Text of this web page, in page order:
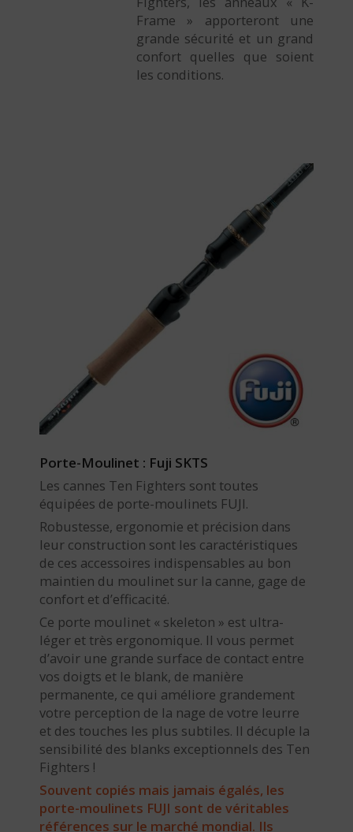
Frame » apporteront une
grande sécurité et un grand
confort quelles que soient
les conditions.
Porte-Moulinet : Fuji SKTS
Les cannes Ten Fighters sont toutes
équipées de porte-moulinets FUJI.
Robustesse, ergonomie et précision dans
leur construction sont les caractéristiques
de ces accessoires indispensables au bon
maintien du moulinet sur la canne, gage de
confort et d’efficacité.
Ce porte moulinet « skeleton » est ultra-
léger et très ergonomique. Il vous permet
d’avoir une grande surface de contact entre
vos doigts et le blank, de manière
permanente, ce qui améliore grandement
votre perception de la nage de votre leurre
et des touches les plus subtiles. Il décuple la
sensibilité des blanks exceptionnels des Ten
Fighters !
Souvent copiés mais jamais égalés, les
porte-moulinets FUJI sont de véritables
références sur le marché mondial. Ils